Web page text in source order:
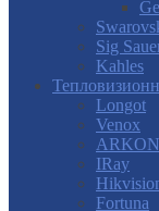
Sig
Kahles
Longot
Venox
ARKON
IRay
Fortuna